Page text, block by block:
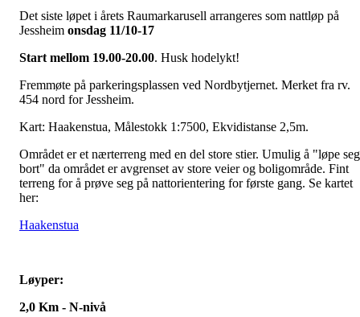
Det siste løpet i årets Raumarkarusell arrangeres som nattløp på
Jessheim onsdag 11/10-17
Start mellom 19.00-20.00. Husk hodelykt!
Fremmøte på parkeringsplassen ved Nordbytjernet. Merket fra rv.
454 nord for Jessheim.
Kart: Haakenstua, Målestokk 1:7500, Ekvidistanse 2,5m.
Området er et nærterreng med en del store stier. Umulig å "løpe seg
bort" da området er avgrenset av store veier og boligområde. Fint
terreng for å prøve seg på nattorientering for første gang. Se kartet
her:
Haakenstua
Løyper:
2,0 Km - N-nivå